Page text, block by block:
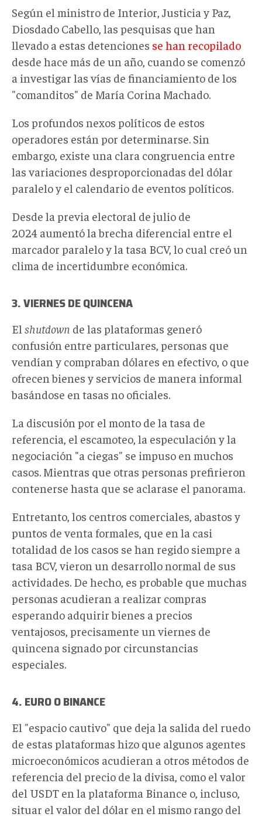
Según el ministro de Interior, Justicia y Paz,
Diosdado Cabello, las pesquisas que han
llevado a estas detenciones se han recopilado
desde hace más de un año, cuando se comenzó
a investigar las vías de financiamiento de los
"comanditos" de María Corina Machado.
Los profundos nexos políticos de estos
operadores están por determinarse. Sin
embargo, existe una clara congruencia entre
las variaciones desproporcionadas del dólar
paralelo y el calendario de eventos políticos.
Desde la previa electoral de julio de
2024 aumentó la brecha diferencial entre el
marcador paralelo y la tasa BCV, lo cual creó un
clima de incertidumbre económica.
3. VIERNES DE QUINCENA
El shutdown de las plataformas generó
confusión entre particulares, personas que
vendían y compraban dólares en efectivo, o que
ofrecen bienes y servicios de manera informal
basándose en tasas no oficiales.
La discusión por el monto de la tasa de
referencia, el escamoteo, la especulación y la
negociación "a ciegas" se impuso en muchos
casos. Mientras que otras personas prefirieron
contenerse hasta que se aclarase el panorama.
Entretanto, los centros comerciales, abastos y
puntos de venta formales, que en la casi
totalidad de los casos se han regido siempre a
tasa BCV, vieron un desarrollo normal de sus
actividades. De hecho, es probable que muchas
personas acudieran a realizar compras
esperando adquirir bienes a precios
ventajosos, precisamente un viernes de
quincena signado por circunstancias
especiales.
4. EURO O BINANCE
El "espacio cautivo" que deja la salida del ruedo
de estas plataformas hizo que algunos agentes
microeconómicos acudieran a otros métodos de
referencia del precio de la divisa, como el valor
del USDT en la plataforma Binance o, incluso,
situar el valor del dólar en el mismo rango del